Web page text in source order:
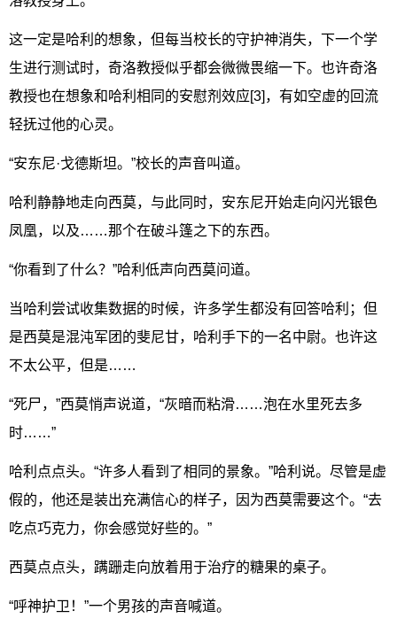
这一定是哈利的想象，但每当校长的守护神消失，下一个学
生进行测试时，奇洛教授似乎都会微微畏缩一下。也许奇洛
教授也在想象和哈利相同的安慰剂效应[3]，有如空虚的回流
轻抚过他的心灵。
“安东尼·戈德斯坦。”校长的声音叫道。
哈利静静地走向西莫，与此同时，安东尼开始走向闪光银色
凤凰，以及……那个在破斗篷之下的东西。
“你看到了什么？”哈利低声向西莫问道。
当哈利尝试收集数据的时候，许多学生都没有回答哈利；但
是西莫是混沌军团的斐尼甘，哈利手下的一名中尉。也许这
不太公平，但是……
“死尸，”西莫悄声说道，“灰暗而粘滑……泡在水里死去多
时……”
哈利点点头。“许多人看到了相同的景象。”哈利说。尽管是虚
假的，他还是装出充满信心的样子，因为西莫需要这个。“去
吃点巧克力，你会感觉好些的。”
西莫点点头，蹒跚走向放着用于治疗的糖果的桌子。
“呼神护卫！”一个男孩的声音喊道。